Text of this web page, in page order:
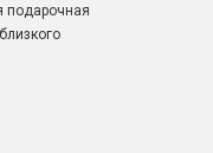
подарочная